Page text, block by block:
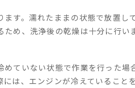
す。濡れたままの状態で放置し
め、洗浄後の乾燥は十分に行い
ていない状態で作業を行った場
は、エンジンが冷えていること